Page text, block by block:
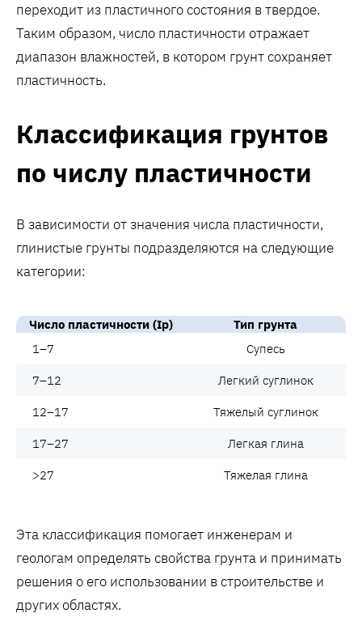
переходит из пластичного состояния в твердое.
Таким образом, число пластичности отражает
диапазон влажностей, в котором грунт сохраняет
пластичность.
Классификация грунтов
по числу пластичности
В зависимости от значения числа пластичности,
глинистые грунты подразделяются на следующие
категории:
Число пластичности (Ip)
Тип грунта
1–7
Супесь
7–12 Легкий суглинок
12–17 Тяжелый суглинок
17–27 Легкая глина
>27 Тяжелая глина
Эта классификация помогает инженерам и
геологам определять свойства грунта и принимать
решения о его использовании в строительстве и
других областях.